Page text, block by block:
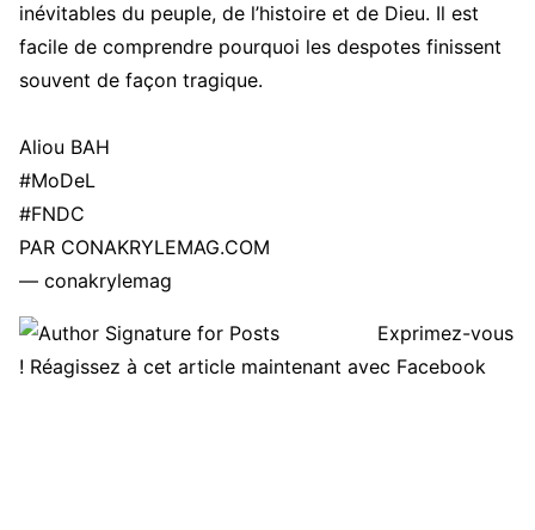
inévitables du peuple, de l’histoire et de Dieu. Il est
facile de comprendre pourquoi les despotes finissent
souvent de façon tragique.
Aliou BAH
#MoDeL
#FNDC
PAR CONAKRYLEMAG.COM
— conakrylemag
Exprimez-vous
! Réagissez à cet article maintenant avec Facebook